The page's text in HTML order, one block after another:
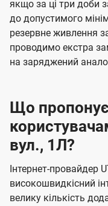
якщо за ці три доби
до допустимого
резервне живлення
проводимо екстра
на заряджений
Що пропонує
вул., 1Л?
Інтернет-провайдер
високошвидкісний
велику кількість